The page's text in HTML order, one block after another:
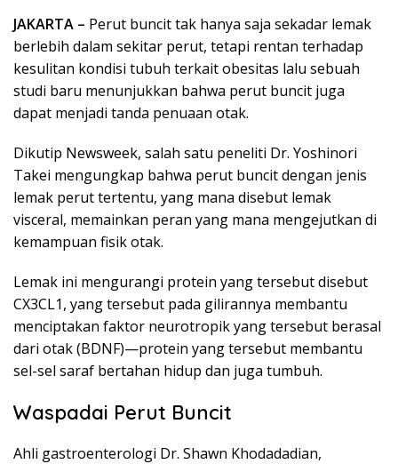
JAKARTA – Perut buncit tak hanya saja sekadar lemak
berlebih dalam sekitar perut, tetapi rentan terhadap
kesulitan kondisi tubuh terkait obesitas lalu sebuah
studi baru menunjukkan bahwa perut buncit juga
dapat menjadi tanda penuaan otak.
Dikutip Newsweek, salah satu peneliti Dr. Yoshinori
Takei mengungkap bahwa perut buncit dengan jenis
lemak perut tertentu, yang mana disebut lemak
visceral, memainkan peran yang mana mengejutkan di
kemampuan fisik otak.
Lemak ini mengurangi protein yang tersebut disebut
CX3CL1, yang tersebut pada gilirannya membantu
menciptakan faktor neurotropik yang tersebut berasal
dari otak (BDNF)—protein yang tersebut membantu
sel-sel saraf bertahan hidup dan juga tumbuh.
Waspadai Perut Buncit
Ahli gastroenterologi Dr. Shawn Khodadadian,